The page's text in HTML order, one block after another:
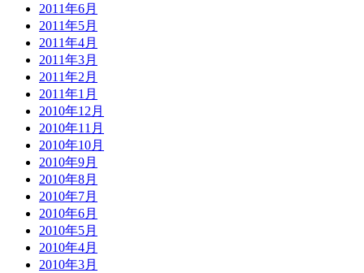
2011年6月
2011年5月
2011年4月
2011年3月
2011年2月
2011年1月
2010年12月
2010年11月
2010年10月
2010年9月
2010年8月
2010年7月
2010年6月
2010年5月
2010年4月
2010年3月